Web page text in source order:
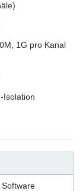
1G pro Kanal
Isolation